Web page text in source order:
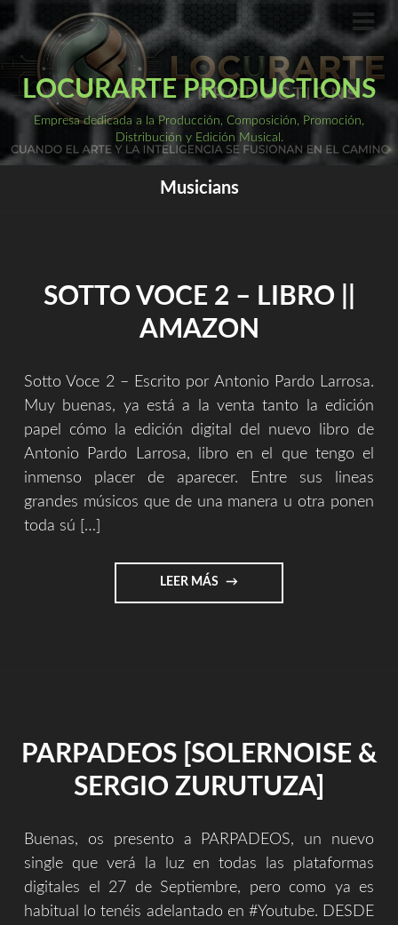
al
contenido
LOCURARTE PRODUCTIONS
Empresa dedicada a la Producción, Composición, Promoción,
Distribución y Edición Musical.
Musicians
SOTTO VOCE 2 – LIBRO ||
AMAZON
Sotto Voce 2 – Escrito por Antonio Pardo Larrosa.
Muy buenas, ya está a la venta tanto la edición
papel cómo la edición digital del nuevo libro de
Antonio Pardo Larrosa, libro en el que tengo el
inmenso placer de aparecer. Entre sus lineas
grandes músicos que de una manera u otra ponen
toda sú […]
LEER MÁS "SOTTO
VOCE
PARPADEOS [SOLERNOISE &
SERGIO ZURUTUZA]
Buenas, os presento a PARPADEOS, un nuevo
single que verá la luz en todas las plataformas
digitales el 27 de Septiembre, pero como ya es
habitual lo tenéis adelantado en #Youtube. DESDE